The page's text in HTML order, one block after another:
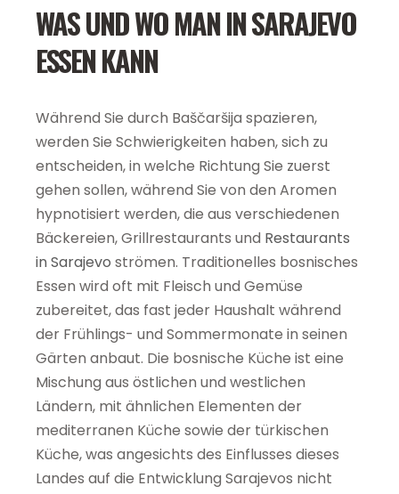
WAS UND WO MAN IN SARAJEVO
ESSEN KANN
Während Sie durch Baščaršija spazieren,
werden Sie Schwierigkeiten haben, sich zu
entscheiden, in welche Richtung Sie zuerst
gehen sollen, während Sie von den Aromen
hypnotisiert werden, die aus verschiedenen
Bäckereien, Grillrestaurants und Restaurants
in Sarajevo strömen. Traditionelles bosnisches
Essen wird oft mit Fleisch und Gemüse
zubereitet, das fast jeder Haushalt während
der Frühlings- und Sommermonate in seinen
Gärten anbaut. Die bosnische Küche ist eine
Mischung aus östlichen und westlichen
Ländern, mit ähnlichen Elementen der
mediterranen Küche sowie der türkischen
Küche, was angesichts des Einflusses dieses
Landes auf die Entwicklung Sarajevos nicht